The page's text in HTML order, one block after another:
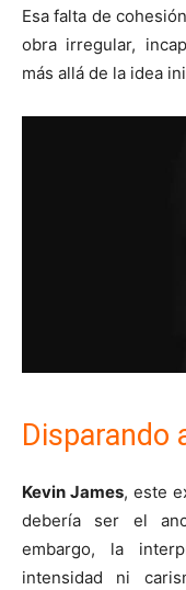
Esa falta de
obra irregular,
más allá de la idea
Disparando
Kevin James, este
debería ser el
embargo, la
intensidad ni